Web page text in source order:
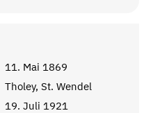
11. Mai 1869
Tholey, St. Wendel
19. Juli 1921